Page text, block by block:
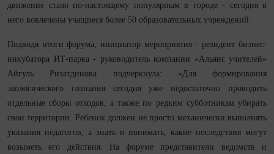
движение стало по-настоящему популярным в городе - сегодня в
него вовлечены учащиеся более 50 образовательных учреждений.
Подводя итоги форума, инициатор мероприятия - резидент бизнес-
инкубатора ИТ-парка - руководитель компании «Альянс учителей»
Айгуль Ризатдинова подчеркнула: «Для формирования
экологического сознания сегодня уже недостаточно проводить
отдельные сборы отходов, а также по редким субботникам убирать
свои территории. Ребенок должен не просто механически выполнять
указания педагогов, а знать и понимать, какие последствия могут
возыметь его действия. На форуме представители ведомств и